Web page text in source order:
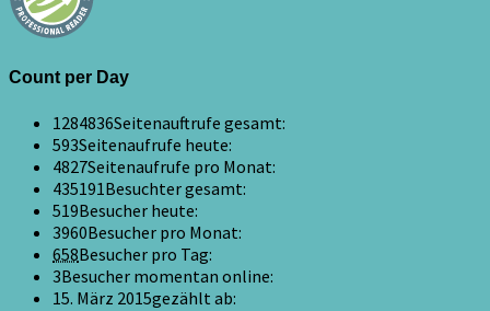
Count per Day
1284836Seitenauftrufe gesamt:
593Seitenaufrufe heute:
4827Seitenaufrufe pro Monat:
435191Besuchter gesamt:
519Besucher heute:
3960Besucher pro Monat:
658Besucher pro Tag:
3Besucher momentan online:
15. März 2015gezählt ab: